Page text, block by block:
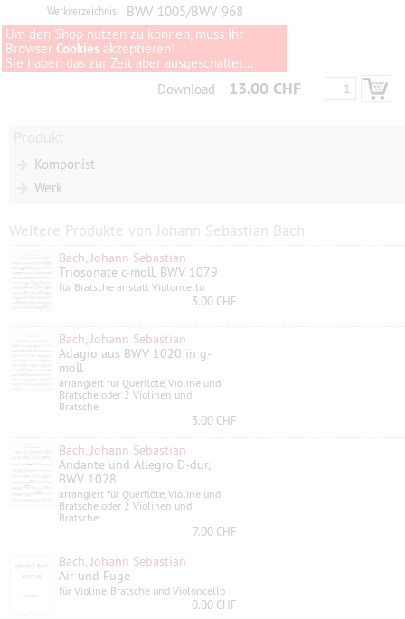
Werkverzeichnis
BWV 1005/BWV 968
Um den Shop nutzen zu können, muss Ihr
Browser Cookies akzeptieren!
Sie haben das zur Zeit aber ausgeschaltet...
Download
13.00 CHF
Komponist
Werk
Weitere Produkte von Johann Sebastian Bach
Bach, Johann Sebastian
Triosonate c-moll, BWV 1079
für Bratsche anstatt Violoncello
3.00 CHF
Bach, Johann Sebastian
Adagio aus BWV 1020 in g-
moll
arrangiert für Querflöte, Violine und
Bratsche oder 2 Violinen und
Bratsche
3.00 CHF
Bach, Johann Sebastian
Andante und Allegro D-dur,
BWV 1028
arrangiert für Querflöte, Violine und
Bratsche oder 2 Violinen und
Bratsche
7.00 CHF
Bach, Johann Sebastian
Air und Fuge
für Violine, Bratsche und Violoncello
0.00 CHF